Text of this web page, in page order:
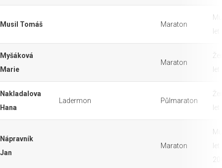
Musil Tomáš Maraton
Myšáková
Marie
Maraton
Nakladalova
Hana
Ladermon Půlmaraton
Nápravník
Jan
Maraton